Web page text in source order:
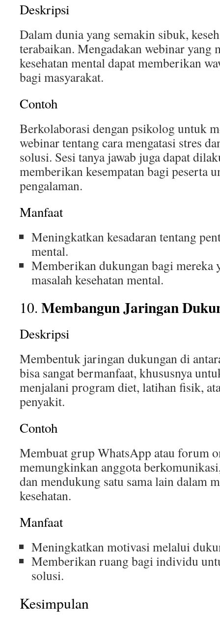
Deskripsi
Dalam dunia yang semakin sibuk,
terabaikan. Mengadakan webinar yang
kesehatan mental dapat memberikan
bagi masyarakat.
Contoh
Berkolaborasi dengan psikolog untuk
webinar tentang cara mengatasi stres
solusi. Sesi tanya jawab juga dapat
memberikan kesempatan bagi peserta
pengalaman.
Manfaat
Meningkatkan kesadaran tentang
mental.
Memberikan dukungan bagi mereka
masalah kesehatan mental.
10. Membangun Jaringan
Deskripsi
Membentuk jaringan dukungan di
bisa sangat bermanfaat, khususnya
menjalani program diet, latihan fisik,
penyakit.
Contoh
Membuat grup WhatsApp atau forum
memungkinkan anggota
dan mendukung satu sama lain dalam
kesehatan.
Manfaat
Meningkatkan motivasi melalui
Memberikan ruang bagi individu
solusi.
Kesimpulan